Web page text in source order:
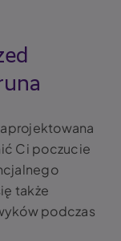
Ci poczucie
także
podczas